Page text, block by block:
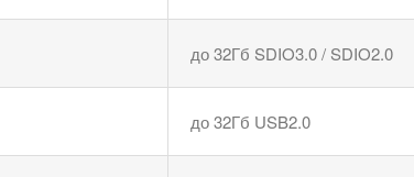
до 32Гб SDIO3.0 / SDIO2.0
до 32Гб USB2.0